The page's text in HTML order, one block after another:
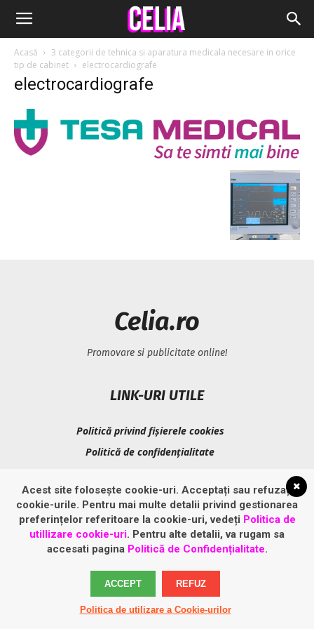
Acasă
3 categorii de tehnica si aparatura medicala necesare in orice
tip de cabinet
electrocardiografe
electrocardiografe
Celia.ro
Promovare si publicitate online!
LINK-URI UTILE
Politică privind fișierele cookies
Politică de confidențialitate
Acest site folosește cookie-uri. Acceptați sau refuzați
cookie-urile. Pentru mai multe detalii privind gestionarea
preferințelor referitoare la cookie-uri, vedeți Politica de
utillizare cookie-uri. Pentru alte detalii, va rugam sa
accesati pagina Politică de Confidențialitate.
ACCEPT REFUZ
Politica de utilizare a Cookie-urilor